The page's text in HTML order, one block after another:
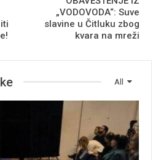
„VODOVODA“: Suve
slavine u Čitluku zbog
kvara na mreži
All